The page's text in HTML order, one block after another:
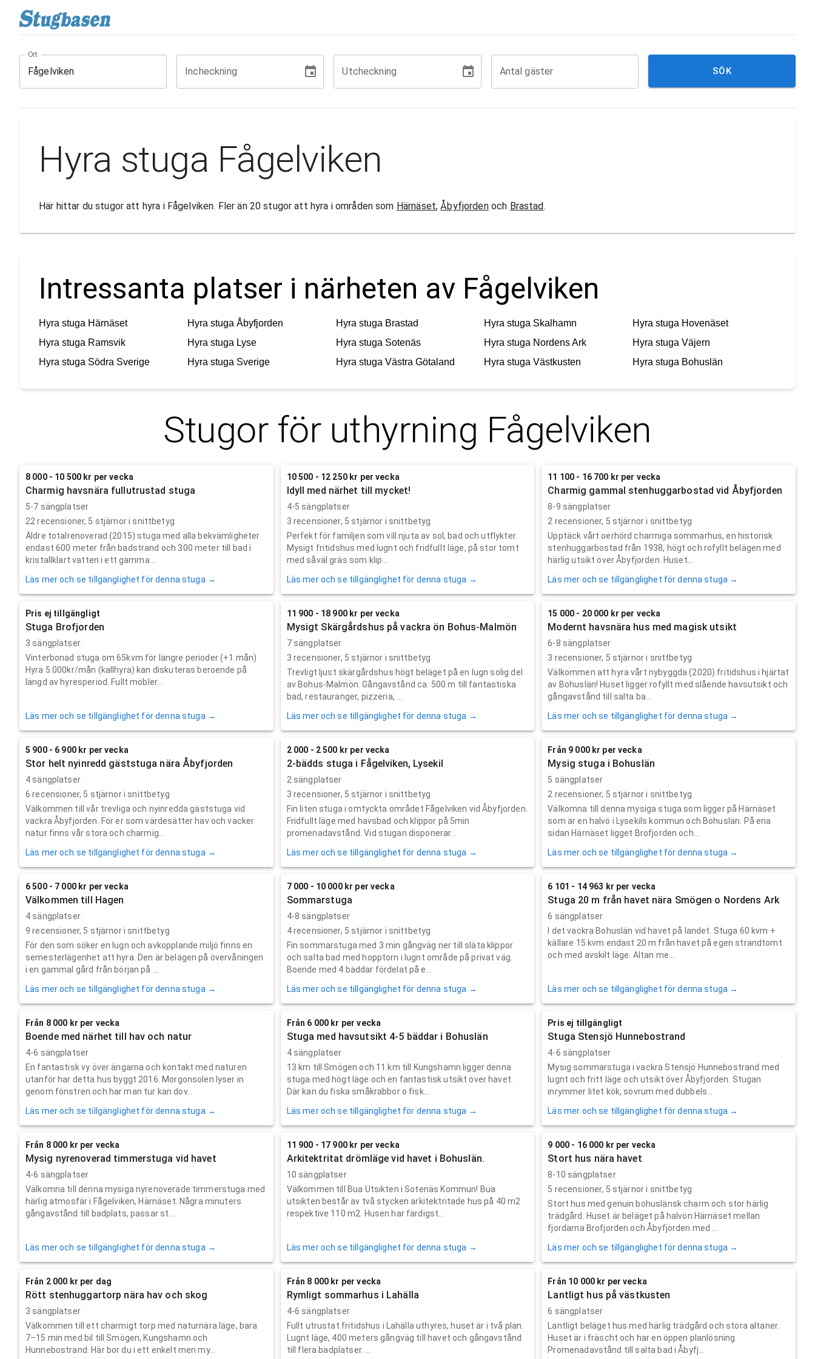
Ort
Incheckning Utcheckning Antal gäster SÖK
Hyra stuga Fågelviken
Här hittar du stugor att hyra i Fågelviken. Fler än 20 stugor att hyra i områden som Härnäset,Åbyfjordenoch Brastad.
Intressanta platser i närheten av Fågelviken
Hyra stuga Härnäset Hyra stuga Åbyfjorden Hyra stuga Brastad Hyra stuga Skalhamn Hyra stuga Hovenäset
Hyra stuga Ramsvik Hyra stuga Lyse Hyra stuga Sotenäs Hyra stuga Nordens Ark Hyra stuga Väjern
Hyra stuga Södra Sverige Hyra stuga Sverige Hyra stuga Västra Götaland Hyra stuga Västkusten Hyra stuga Bohuslän
Stugor för uthyrning Fågelviken
8 000 - 10 500 kr per vecka
Charmig havsnära fullutrustad stuga
5-7 sängplatser
22 recensioner, 5 stjärnor i snittbetyg
Äldre totalrenoverad (2015) stuga med alla bekvämligheter
endast 600 meter från badstrand och 300 meter till bad i
kristallklart vatten i ett gamma...
Läs mer och se tillgänglighet för denna stuga →
10 500 - 12 250 kr per vecka
Idyll med närhet till mycket!
4-5 sängplatser
3 recensioner, 5 stjärnor i snittbetyg
Perfekt för familjen som vill njuta av sol, bad och utflykter.
Mysigt fritidshus med lugnt och fridfullt läge, på stor tomt
med såväl gräs som klip...
Läs mer och se tillgänglighet för denna stuga →
11 100 - 16 700 kr per vecka
Charmig gammal stenhuggarbostad vid Åbyfjorden
8-9 sängplatser
2 recensioner, 5 stjärnor i snittbetyg
Upptäck vårt oerhörd charmiga sommarhus, en historisk
stenhuggarbostad från 1938, högt och rofyllt belägen med
härlig utsikt över Åbyfjorden. Huset...
Läs mer och se tillgänglighet för denna stuga →
Pris ej tillgängligt
Stuga Brofjorden
3 sängplatser
Vinterbonad stuga om 65kvm för längre perioder (+1 mån)
Hyra 5.000kr/mån (kallhyra) kan diskuteras beroende på
längd av hyresperiod. Fullt möbler...
Läs mer och se tillgänglighet för denna stuga →
11 900 - 18 900 kr per vecka
Mysigt Skärgårdshus på vackra ön Bohus-Malmön
7 sängplatser
3 recensioner, 5 stjärnor i snittbetyg
Trevligt ljust skärgårdshus högt beläget på en lugn solig del
av Bohus-Malmön. Gångavstånd ca. 500 m till fantastiska
bad, restauranger, pizzeria, ...
Läs mer och se tillgänglighet för denna stuga →
15 000 - 20 000 kr per vecka
Modernt havsnära hus med magisk utsikt
6-8 sängplatser
3 recensioner, 5 stjärnor i snittbetyg
Välkommen att hyra vårt nybyggda (2020) fritidshus i hjärtat
av Bohuslän! Huset ligger rofyllt med slående havsutsikt och
gångavstånd till salta ba...
Läs mer och se tillgänglighet för denna stuga →
5 900 - 6 900 kr per vecka
Stor helt nyinredd gäststuga nära Åbyfjorden
4 sängplatser
6 recensioner, 5 stjärnor i snittbetyg
Välkommen till vår trevliga och nyinredda gäststuga vid
vackra Åbyfjorden. För er som värdesätter hav och vacker
natur finns vår stora och charmig...
Läs mer och se tillgänglighet för denna stuga →
2 000 - 2 500 kr per vecka
2-bädds stuga i Fågelviken, Lysekil
2 sängplatser
3 recensioner, 5 stjärnor i snittbetyg
Fin liten stuga i omtyckta området Fågelviken vid Åbyfjorden.
Fridfullt läge med havsbad och klippor på 5min
promenadavstånd. Vid stugan disponerar...
Läs mer och se tillgänglighet för denna stuga →
Från 9 000 kr per vecka
Mysig stuga i Bohuslän
5 sängplatser
2 recensioner, 5 stjärnor i snittbetyg
Välkomna till denna mysiga stuga som ligger på Härnäset
som är en halvö i Lysekils kommun och Bohuslän. På ena
sidan Härnäset ligget Brofjorden och...
Läs mer och se tillgänglighet för denna stuga →
6 500 - 7 000 kr per vecka
Välkommen till Hagen
4 sängplatser
9 recensioner, 5 stjärnor i snittbetyg
För den som söker en lugn och avkopplande miljö finns en
semesterlägenhet att hyra. Den är belägen på övervåningen
i en gammal gård från början på ...
Läs mer och se tillgänglighet för denna stuga →
7 000 - 10 000 kr per vecka
Sommarstuga
4-8 sängplatser
4recensioner, 5 stjärnor i snittbetyg
Fin sommarstuga med 3 min gångväg ner till släta klippor
och salta bad med hopptorn i lugnt område på privat väg.
Boende med 4 bäddar fördelat på e...
Läs mer och se tillgänglighet för denna stuga →
6 101 - 14 963 kr per vecka
Stuga 20 m från havet nära Smögen o Nordens Ark
6 sängplatser
I det vackra Bohuslän vid havet på landet. Stuga 60 kvm +
källare 15 kvm endast 20 m från havet på egen strandtomt
och med avskilt läge. Altan me...
Läs mer och se tillgänglighet för denna stuga →
Från 8 000 kr per vecka
Boende med närhet till hav och natur
4-6 sängplatser
En fantastisk vy över ängarna och kontakt med naturen
utanför har detta hus byggt 2016. Morgonsolen lyser in
genom fönstren och har man tur kan dov...
Läs mer och se tillgänglighet för denna stuga →
Från 6 000 kr per vecka
Stuga med havsutsikt 4-5 bäddar i Bohuslän
4 sängplatser
13 km till Smögen och 11 km till Kungshamn ligger denna
stuga med högt läge och en fantastisk utsikt över havet.
Där kan du fiska småkrabbor o fisk...
Läs mer och se tillgänglighet för denna stuga →
Pris ej tillgängligt
Stuga Stensjö Hunnebostrand
4-6 sängplatser
Mysig sommarstuga i vackra Stensjö Hunnebostrand med
lugnt och fritt läge och utsikt över Åbyfjorden. Stugan
inrymmer litet kök, sovrum med dubbels...
Läs mer och se tillgänglighet för denna stuga →
Från 8 000 kr per vecka
Mysig nyrenoverad timmerstuga vid havet
4-6 sängplatser
Välkomna till denna mysiga nyrenoverade timmerstuga med
härlig atmosfär i Fågelviken, Härnäset. Några minuters
gångavstånd till badplats, passar st...
Läs mer och se tillgänglighet för denna stuga →
11 900 - 17 900 kr per vecka
Arkitektritat drömläge vid havet i Bohuslän.
10 sängplatser
Välkommen till Bua Utsikten i Sotenäs Kommun! Bua
utsikten består av två stycken arkitektritade hus på 40 m2
respektive 110 m2. Husen har färdigst...
Läs mer och se tillgänglighet för denna stuga →
9 000 - 16 000 kr per vecka
Stort hus nära havet
8-10 sängplatser
5 recensioner, 5 stjärnor i snittbetyg
Stort hus med genuin bohuslänsk charm och stor härlig
trädgård. Huset är beläget på halvön Härnäset mellan
fjordarna Brofjorden och Åbyfjorden med ...
Läs mer och se tillgänglighet för denna stuga →
Från 2 000 kr per dag
Rött stenhuggartorp nära hav och skog
3 sängplatser
Välkommen till ett charmigt torp med naturnära läge, bara
7–15 min med bil till Smögen, Kungshamn och
Hunnebostrand. Här bor du i ett enkelt men my...
Från 8 000 kr per vecka
Rymligt sommarhus i Lahälla
4-6 sängplatser
Fullt utrustat fritidshus i Lahälla uthyres, huset är i två plan.
Lugnt läge, 400 meters gångväg till havet och gångavstånd
till flera badplatser. ...
Från 10 000 kr per vecka
Lantligt hus på västkusten
6 sängplatser
Lantligt beläget hus med härlig trädgård och stora altaner.
Huset är i fräscht och har en öppen planlösning.
Promenadavstånd till salta bad i Åbyfj...